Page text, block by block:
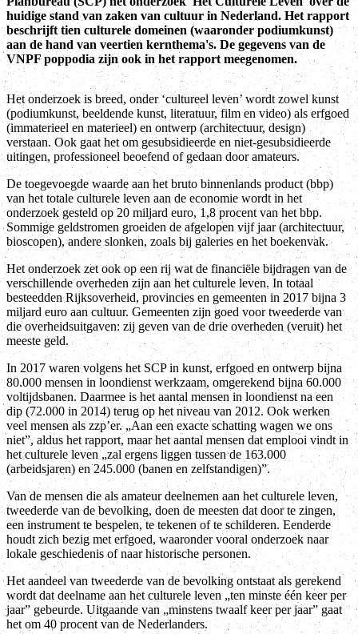
huidige stand van zaken van cultuur in Nederland. Het rapport
beschrijft tien culturele domeinen (waaronder podiumkunst)
aan de hand van veertien kernthema's. De gegevens van de
VNPF poppodia zijn ook in het rapport meegenomen.
Het onderzoek is breed, onder ‘cultureel leven’ wordt zowel kunst
(podiumkunst, beeldende kunst, literatuur, film en video) als erfgoed
(immaterieel en materieel) en ontwerp (architectuur, design)
verstaan. Ook gaat het om gesubsidieerde en niet-gesubsidieerde
uitingen, professioneel beoefend of gedaan door amateurs.
De toegevoegde waarde aan het bruto binnenlands product (bbp)
van het totale culturele leven aan de economie wordt in het
onderzoek gesteld op 20 miljard euro, 1,8 procent van het bbp.
Sommige geldstromen groeiden de afgelopen vijf jaar (architectuur,
bioscopen), andere slonken, zoals bij galeries en het boekenvak.
Het onderzoek zet ook op een rij wat de financiële bijdragen van de
verschillende overheden zijn aan het culturele leven. In totaal
besteedden Rijksoverheid, provincies en gemeenten in 2017 bijna 3
miljard euro aan cultuur. Gemeenten zijn goed voor tweederde van
die overheidsuitgaven: zij geven van de drie overheden (veruit) het
meeste geld.
In 2017 waren volgens het SCP in kunst, erfgoed en ontwerp bijna
80.000 mensen in loondienst werkzaam, omgerekend bijna 60.000
voltijdsbanen. Daarmee is het aantal mensen in loondienst na een
dip (72.000 in 2014) terug op het niveau van 2012. Ook werken
veel mensen als zzp’er. „Aan een exacte schatting wagen we ons
niet”, aldus het rapport, maar het aantal mensen dat emplooi vindt in
het culturele leven „zal ergens liggen tussen de 163.000
(arbeidsjaren) en 245.000 (banen en zelfstandigen)”.
Van de mensen die als amateur deelnemen aan het culturele leven,
tweederde van de bevolking, doen de meesten dat door te zingen,
een instrument te bespelen, te tekenen of te schilderen. Eenderde
houdt zich bezig met erfgoed, waaronder vooral onderzoek naar
lokale geschiedenis of naar historische personen.
Het aandeel van tweederde van de bevolking ontstaat als gerekend
wordt dat deelname aan het culturele leven „ten minste één keer per
jaar” gebeurde. Uitgaande van „minstens twaalf keer per jaar” gaat
het om 40 procent van de Nederlanders.